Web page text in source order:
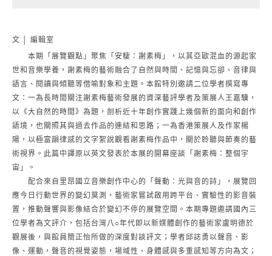
文 │ 編輯室
本期「展覽觀點」聚焦「安棲：謝素梅」，以其亞歐混血的源起家
世和音樂學養，謝素梅的藝術融合了自然與時間、記憶與忘卻、音律與
語言、閱讀與傾聽等借喻對象和主題。本館特別邀請二位學者撰寫專
文：一為長時間關注謝素梅藝術發展的資深藝評學者及策展人王嘉驥，
以《大自然的時間》為題，剖析近十年創作實踐上幾個新的面向和創作
語境，也關照其與過去作品的連結和思路；一為香港策展人及作家楊
陽，以極富韻律感的文字絮說觀看謝素梅作品中，關於聆聽與節奏的藝
術視界。此篇中譯原以英文發表於本展的開幕座談「謝素梅：整個宇
宙」。
配合來自里昂國立音樂創作中心的「聲動：光與音的詩」，展覽回
應今日行動世界的變幻莫測，藝術家嘗試啟用跨平台、實驗性的影音裝
置，推動聲響與影像結合於變幻不停的展覽空間。本期專題邀請國內三
位學者為文評介，包括台灣八○年代即以新媒體創作的藝術家盧明德於
觀展後，與館員簡正怡所做的深度對談評文；學者邱誌勇以聲音、影
像、運動，聲音的視覺姿態，場域性、身體感與多重感知等方向為文；